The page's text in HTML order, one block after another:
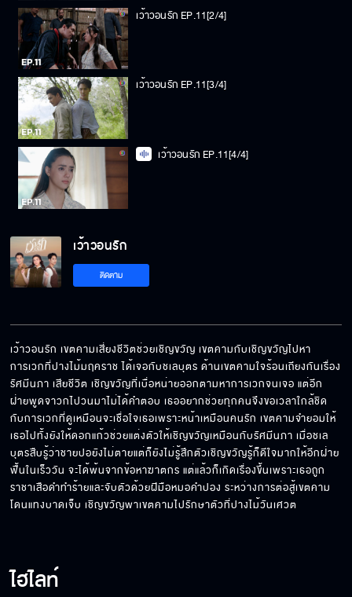
เว้าวอนรัก EP.11[2/4]
เว้าวอนรัก EP.11[3/4]
เว้าวอนรัก EP.11[4/4]
เว้าวอนรัก
ติดตาม
เว้าวอนรัก เขตคามเสี่ยงชีวิตช่วยเชิญขวัญ เขตคามกับเชิญขวัญไปหา
การเวกที่ปางไม้มฤคราช ได้เจอกับชเลบุตร ด้านเขตคามใจร้อนเถียงกันเรื่อง
รัศมีนภา เสียชีวิต เชิญขวัญที่เบื่อหน่ายออกตามหาการเวกจนเจอ แต่อีก
ฝ่ายพูดจาวกไปวนมาไม่ได้คำตอบ เธออยากช่วยทุกคนจึงขอเวลาใกล้ชิด
กับการเวกที่ดูเหมือนจะเชื่อใจเธอเพราะหน้าเหมือนคนรัก เขตคามจำยอมให้
เธอไปทั้งยังให้ดอกแก้วช่วยแต่งตัวให้เชิญขวัญเหมือนกับรัศมีนภา เมื่อชเล
บุตรสืบรู้ว่าชายปอยังไม่ตายแต่ก็ยังไม่รู้สึกตัวเชิญขวัญรู้ก็ดีใจมากให้อีกฝ่าย
ฟื้นในเร็ววัน จะได้พ้นจากข้อหาฆาตกร แต่แล้วก็เกิดเรื่องขึ้นเพราะเธอถูก
ราชาเสือดำทำร้ายและจับตัวด้วยฝีมือหมอคำปอง ระหว่างการต่อสู้เขตคาม
โดนแทงบาดเจ็บ เชิญขวัญพาเขตคามไปรักษาตัวที่ปางไม้วันเศวต
ไฮไลท์